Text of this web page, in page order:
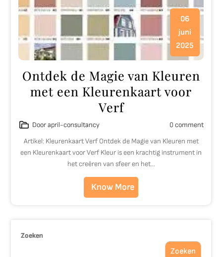
06
juni
2025
Ontdek de Magie van Kleuren
met een Kleurenkaart voor
Verf
Door april-consultancy
0 comment
Artikel: Kleurenkaart Verf Ontdek de Magie van Kleuren met
een Kleurenkaart voor Verf Kleur is een krachtig instrument in
het creëren van sfeer en het…
Know More
Zoeken
Zoeken